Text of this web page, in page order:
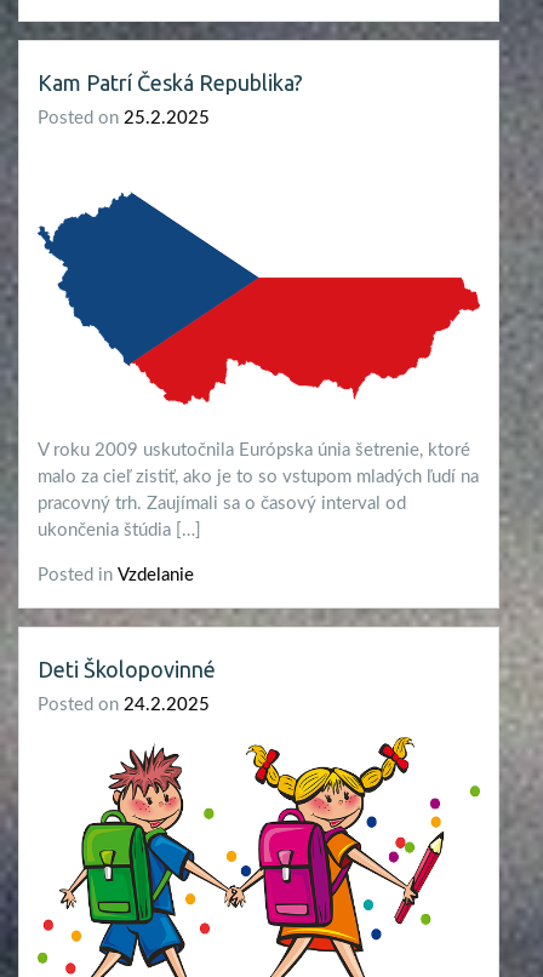
Kam Patrí Česká Republika?
Posted on 25.2.2025
V roku 2009 uskutočnila Európska únia šetrenie, ktoré
malo za cieľ zistiť, ako je to so vstupom mladých ľudí na
pracovný trh. Zaujímali sa o časový interval od
ukončenia štúdia […]
Posted in Vzdelanie
Deti Školopovinné
Posted on 24.2.2025